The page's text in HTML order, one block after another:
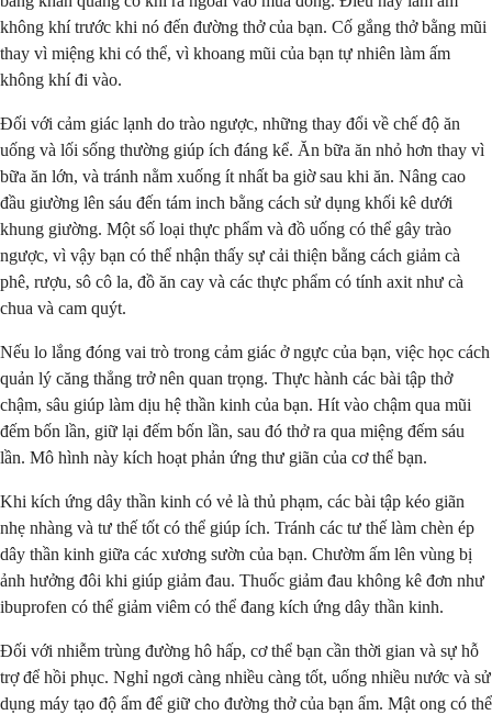
không khí trước khi nó đến đường thở của bạn. Cố gắng thở bằng mũi
thay vì miệng khi có thể, vì khoang mũi của bạn tự nhiên làm ấm
không khí đi vào.
Đối với cảm giác lạnh do trào ngược, những thay đổi về chế độ ăn
uống và lối sống thường giúp ích đáng kể. Ăn bữa ăn nhỏ hơn thay vì
bữa ăn lớn, và tránh nằm xuống ít nhất ba giờ sau khi ăn. Nâng cao
đầu giường lên sáu đến tám inch bằng cách sử dụng khối kê dưới
khung giường. Một số loại thực phẩm và đồ uống có thể gây trào
ngược, vì vậy bạn có thể nhận thấy sự cải thiện bằng cách giảm cà
phê, rượu, sô cô la, đồ ăn cay và các thực phẩm có tính axit như cà
chua và cam quýt.
Nếu lo lắng đóng vai trò trong cảm giác ở ngực của bạn, việc học cách
quản lý căng thẳng trở nên quan trọng. Thực hành các bài tập thở
chậm, sâu giúp làm dịu hệ thần kinh của bạn. Hít vào chậm qua mũi
đếm bốn lần, giữ lại đếm bốn lần, sau đó thở ra qua miệng đếm sáu
lần. Mô hình này kích hoạt phản ứng thư giãn của cơ thể bạn.
Khi kích ứng dây thần kinh có vẻ là thủ phạm, các bài tập kéo giãn
nhẹ nhàng và tư thế tốt có thể giúp ích. Tránh các tư thế làm chèn ép
dây thần kinh giữa các xương sườn của bạn. Chườm ấm lên vùng bị
ảnh hưởng đôi khi giúp giảm đau. Thuốc giảm đau không kê đơn như
ibuprofen có thể giảm viêm có thể đang kích ứng dây thần kinh.
Đối với nhiễm trùng đường hô hấp, cơ thể bạn cần thời gian và sự hỗ
trợ để hồi phục. Nghỉ ngơi càng nhiều càng tốt, uống nhiều nước và sử
dụng máy tạo độ ẩm để giữ cho đường thở của bạn ẩm. Mật ong có thể